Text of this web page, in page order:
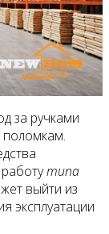
за ручками
поломкам.
типа
выйти из
эксплуатации